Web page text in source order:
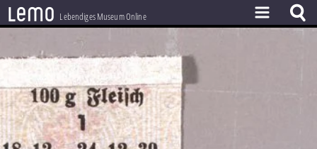
lemo Lebendiges Museum Online
THEMEN
ZEITZEUGEN
BESTAND